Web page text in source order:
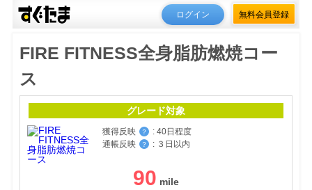
ログイン 無料会員登録
FIRE FITNESS全身脂肪燃焼コー
ス
グレード対象
獲得反映 ？ : 40日程度
通帳反映
？ : ３日以内
90